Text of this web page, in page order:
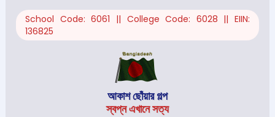
School Code: 6061 || College Code: 6028 || EIIN:
136825
আকাশ ছোঁয়ার গল্প
স্বপ্ন এখানে সত্য